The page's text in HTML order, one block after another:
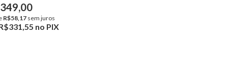
R$58,17 sem juros
no PIX